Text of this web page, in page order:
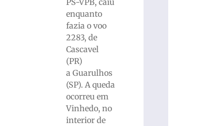
PS-VPB, caiu
enquanto
fazia o voo
2283, de
Cascavel
(PR)
a Guarulhos
(SP). A queda
ocorreu em
Vinhedo, no
interior de